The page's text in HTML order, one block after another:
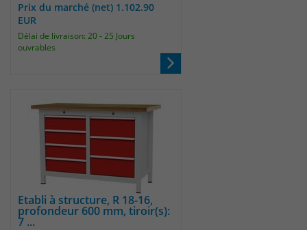
Prix du marché (net) 1.102.90
EUR
Délai de livraison: 20 - 25 Jours
ouvrables
Etabli à structure, R 18-16,
profondeur 600 mm, tiroir(s):
7 ...